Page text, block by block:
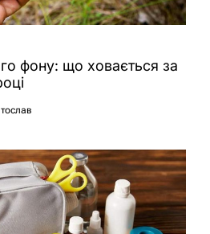
фону: що ховається за